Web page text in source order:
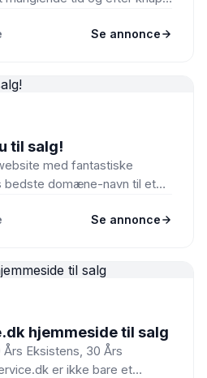
Se annonce
til salg!
med fantastiske
bedste domæne-navn til et
Se annonce
hjemmeside til salg
Eksistens, 30 Års
er ikke bare et